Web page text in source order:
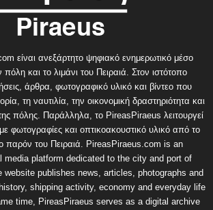
είναι ανεξάρτητο ψηφιακό ενημερωτικό μέσο
και το λιμάνι του Πειραιά. Στον ιστότοπο
άρθρα, φωτογραφικό υλικό και βίντεο που
τη ναυτιλία, την οικονομική δραστηριότητα και
πόλης. Παράλληλα, το PireasPiraeus λειτουργεί
φωτογραφίες και οπτικοακουστικό υλικό από το
παρόν του Πειραιά. PireasPiraeus.com is an
media platform dedicated to the city and port of
website publishes news, articles, photographs and
shipping activity, economy and everyday life
time, PireasPiraeus serves as a digital archive